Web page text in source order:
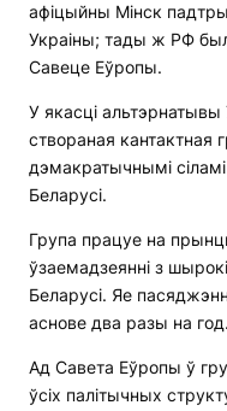
афіцыйны Мінск
Украіны; тады ж РФ
Савеце Еўропы.
У якасці
створаная кантактная
дэмакратычнымі
Беларусі.
Група працуе на
ўзаемадзеянні з
Беларусі. Яе
аснове два разы на год.
Ад Савета Еўропы ў
ўсіх палітычных